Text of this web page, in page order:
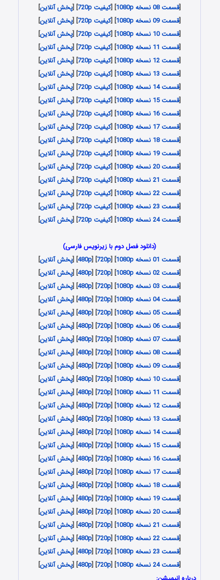
[قسمت 08 نسخه 1080p ] [کیفیت 720p ] [پخش آنلاین]
[قسمت 09 نسخه 1080p ] [کیفیت 720p ] [پخش آنلاین]
[قسمت 10 نسخه 1080p ] [کیفیت 720p ] [پخش آنلاین]
[قسمت 11 نسخه 1080p ] [کیفیت 720p ] [پخش آنلاین]
[قسمت 12 نسخه 1080p ] [کیفیت 720p ] [پخش آنلاین]
[قسمت 13 نسخه 1080p ] [کیفیت 720p ] [پخش آنلاین]
[قسمت 14 نسخه 1080p ] [کیفیت 720p ] [پخش آنلاین]
[قسمت 15 نسخه 1080p ] [کیفیت 720p ] [پخش آنلاین]
[قسمت 16 نسخه 1080p ] [کیفیت 720p ] [پخش آنلاین]
[قسمت 17 نسخه 1080p ] [کیفیت 720p ] [پخش آنلاین]
[قسمت 18 نسخه 1080p ] [کیفیت 720p ] [پخش آنلاین]
[قسمت 19 نسخه 1080p ] [کیفیت 720p ] [پخش آنلاین]
[قسمت 20 نسخه 1080p ] [کیفیت 720p ] [پخش آنلاین]
[قسمت 21 نسخه 1080p ] [کیفیت 720p ] [پخش آنلاین]
[قسمت 22 نسخه 1080p ] [کیفیت 720p ] [پخش آنلاین]
[قسمت 23 نسخه 1080p ] [کیفیت 720p ] [پخش آنلاین]
[قسمت 24 نسخه 1080p ] [کیفیت 720p ] [پخش آنلاین]
(دانلود فصل دوم با زیرنویس فارسی)
[قسمت 01 نسخه 1080p ] [
720p
] [
480p
] [پخش آنلاین]
[قسمت 02 نسخه 1080p ] [
720p
] [
480p
] [پخش آنلاین]
[قسمت 03 نسخه 1080p ] [
720p
] [
480p
] [پخش آنلاین]
[قسمت 04 نسخه 1080p ] [
720p
] [
480p
] [پخش آنلاین]
[قسمت 05 نسخه 1080p ] [
720p
] [
480p
] [پخش آنلاین]
[قسمت 06 نسخه 1080p ] [
720p
] [
480p
] [پخش آنلاین]
[قسمت 07 نسخه 1080p ] [
720p
] [
480p
] [پخش آنلاین]
[قسمت 08 نسخه 1080p ] [
720p
] [
480p
] [پخش آنلاین]
[قسمت 09 نسخه 1080p ] [
720p
] [
480p
] [پخش آنلاین]
[قسمت 10 نسخه 1080p ] [
720p
] [
480p
] [پخش آنلاین]
[قسمت 11 نسخه 1080p ] [
720p
] [
480p
] [پخش آنلاین]
[قسمت 12 نسخه 1080p ] [
720p
] [
480p
] [پخش آنلاین]
[قسمت 13 نسخه 1080p ] [
720p
] [
480p
] [پخش آنلاین]
[قسمت 14 نسخه 1080p ] [
720p
] [
480p
] [پخش آنلاین]
[قسمت 15 نسخه 1080p ] [
720p
] [
480p
] [پخش آنلاین]
[قسمت 16 نسخه 1080p ] [
720p
] [
480p
] [پخش آنلاین]
[قسمت 17 نسخه 1080p ] [
720p
] [
480p
] [پخش آنلاین]
[قسمت 18 نسخه 1080p ] [
720p
] [
480p
] [پخش آنلاین]
[قسمت 19 نسخه 1080p ] [
720p
] [
480p
] [پخش آنلاین]
[قسمت 20 نسخه 1080p ] [
720p
] [
480p
] [پخش آنلاین]
[قسمت 21 نسخه 1080p ] [
720p
] [
480p
] [پخش آنلاین]
[قسمت 22 نسخه 1080p ] [
720p
] [
480p
] [پخش آنلاین]
[قسمت 23 نسخه 1080p ] [
720p
] [
480p
] [پخش آنلاین]
[قسمت 24 نسخه 1080p ] [
720p
] [
480p
] [پخش آنلاین]